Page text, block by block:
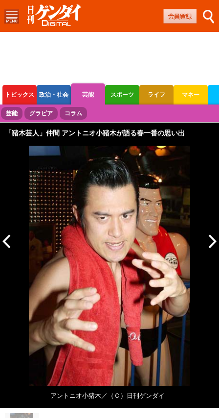
トピックス 政治・社会 芸能 スポーツ ライフ マネー
ボートレース 競輪 オートレース
芸能 グラビア コラム
「猪木芸人」仲間 アントニオ小猪木が語る春一番の思い出
アントニオ小猪木／（Ｃ）日刊ゲンダイ